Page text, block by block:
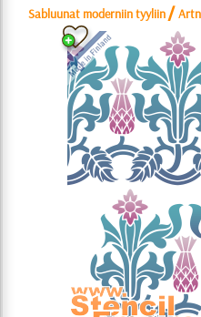
Sabluunat moderniin tyyliin /